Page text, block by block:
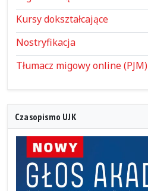
Kursy dokształcające
Nostryfikacja
Tłumacz migowy online (PJM)
Czasopismo UJK